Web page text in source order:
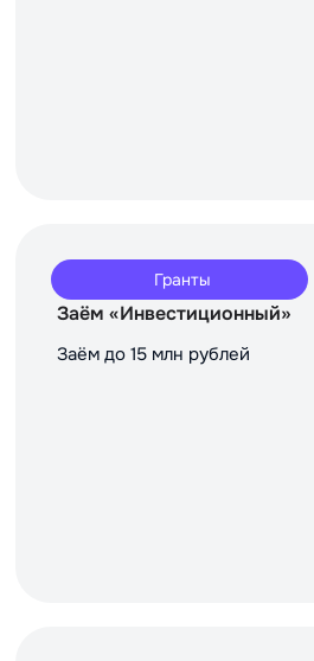
Гранты
Заём «Инвестиционный»
Заём до 15 млн рублей